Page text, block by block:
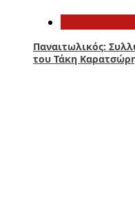
Παναιτωλικός:
του Τάκη